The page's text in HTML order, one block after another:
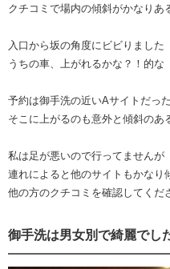
クチコミで場内の傾斜がかなり
入口から坂の角度にビビりました
うちの車、上がれるかな？！的な
予約は御手洗の近いAサイトだっ
そこに上がるのも意外と傾斜のあ
私は足が悪いので行ってませんが
連れによると他のサイトもかなり
他の方のクチコミを確認してくだ
御手洗は男女別で綺麗でし